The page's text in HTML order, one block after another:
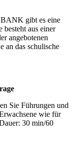
gibt es eine
aus einer
angebotenen
an das schulische
Sie Führungen und
wie für
30 min/60